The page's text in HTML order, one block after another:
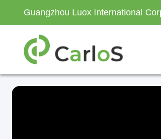
Guangzhou Luox International